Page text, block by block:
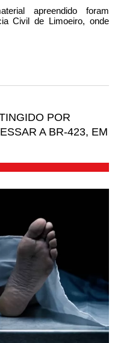
apreendido foram
Civil de Limoeiro, onde
POR
A BR-423, EM